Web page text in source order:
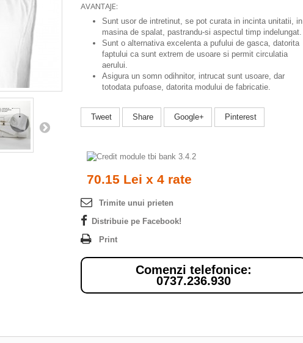
AVANTAJE:
Sunt usor de intretinut, se pot curata in incinta unitatii, in
masina de spalat, pastrandu-si aspectul timp indelungat.
Sunt o alternativa excelenta a pufului de gasca, datorita
faptului ca sunt extrem de usoare si permit circulatia
aerului.
Asigura un somn odihnitor, intrucat sunt usoare, dar
totodata pufoase, datorita modului de fabricatie.
Tweet Share Google+ Pinterest
70.15 Lei x 4 rate
Trimite unui prieten
Distribuie pe Facebook!
Print
Comenzi telefonice:
0737.236.930